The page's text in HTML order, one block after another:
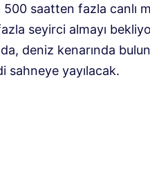
saatten fazla canlı
seyirci almayı
deniz kenarında
sahneye yayılacak.